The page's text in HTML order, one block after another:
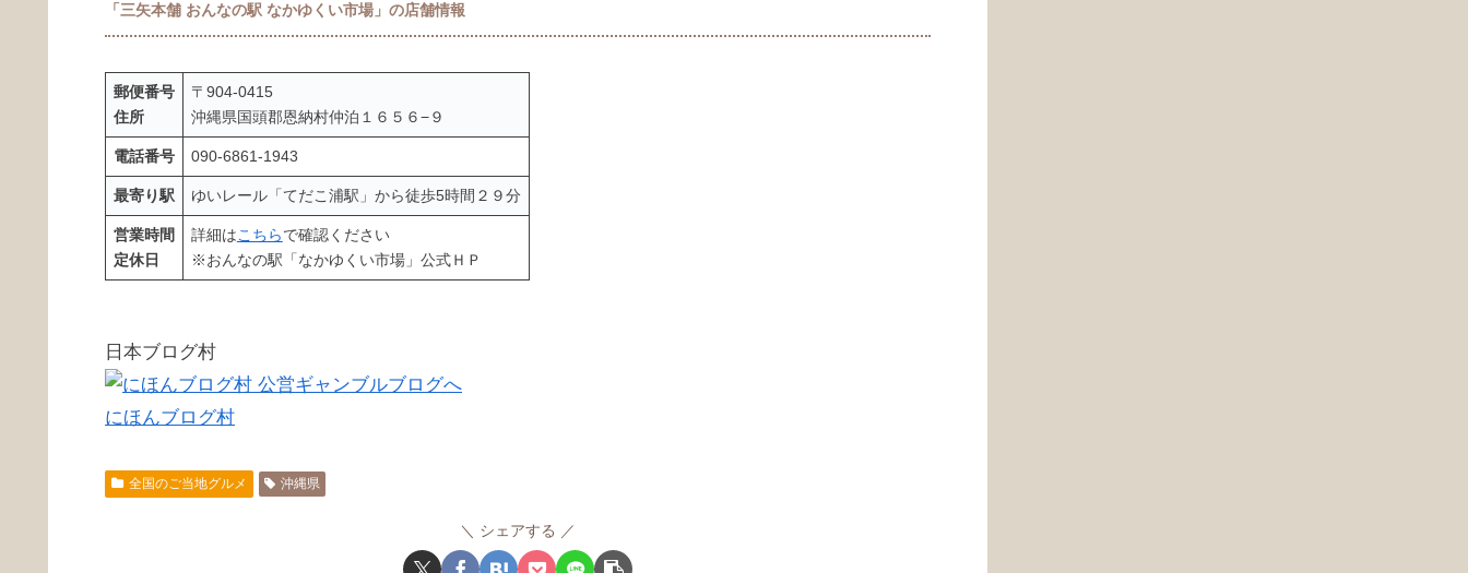
「三矢本舗 おんなの駅 なかゆくい市場」の店舗情報
郵便番号
住所
〒904-0415
沖縄県国頭郡恩納村仲泊１６５６−９
電話番号 090-6861-1943
最寄り駅 ゆいレール「てだこ浦駅」から徒歩5時間２９分
営業時間
定休日
詳細は こちら で確認ください
※おんなの駅「なかゆくい市場」公式ＨＰ
日本ブログ村
にほんブログ村
全国のご当地グルメ 沖縄県
シェアする